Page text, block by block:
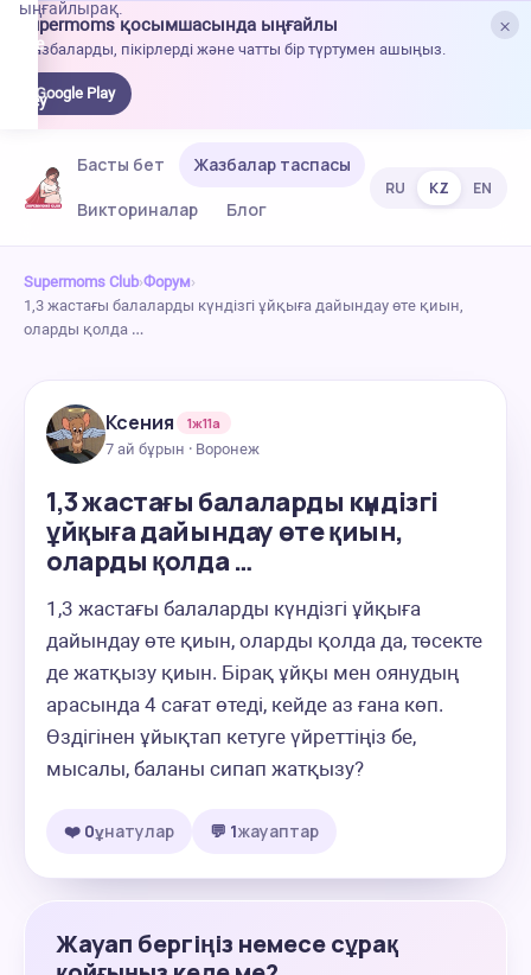
×
Supermoms қосымшасында ыңғайлы
Жазбаларды, пікірлерді және чатты бір түртумен ашыңыз.
Google Play
ыңғайлырақ.
Басты бет
Жазбалар таспасы
Викториналар
Блог
RU KZ EN
Supermoms Club›Форум›
1,3 жастағы балаларды күндізгі ұйқыға дайындау өте қиын,
оларды қолда …
Ксения
1ж11а
7 ай бұрын · Воронеж
1,3 жастағы балаларды күндізгі
ұйқыға дайындау өте қиын,
оларды қолда …
1,3 жастағы балаларды күндізгі ұйқыға
дайындау өте қиын, оларды қолда да, төсекте
де жатқызу қиын. Бірақ ұйқы мен оянудың
арасында 4 сағат өтеді, кейде аз ғана көп.
Өздігінен ұйықтап кетуге үйреттіңіз бе,
мысалы, баланы сипап жатқызу?
❤️ 0ұнатулар 💬 1жауаптар
Жауап бергіңіз немесе сұрақ